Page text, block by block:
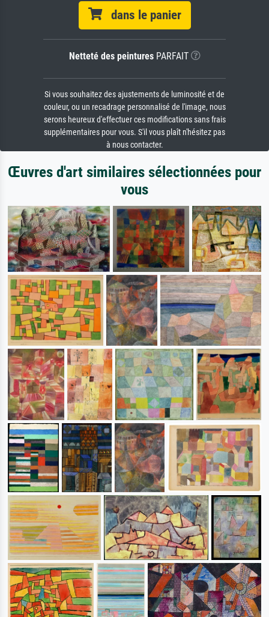
dans le panier
Netteté des peinturesPARFAIT
Si vous souhaitez des ajustements de luminosité et de
couleur, ou un recadrage personnalisé de l'image, nous
serons heureux d'effectuer ces modifications sans frais
supplémentaires pour vous. S'il vous plaît n'hésitez pas
à nous contacter.
Œuvres d'art similaires sélectionnées pour
vous